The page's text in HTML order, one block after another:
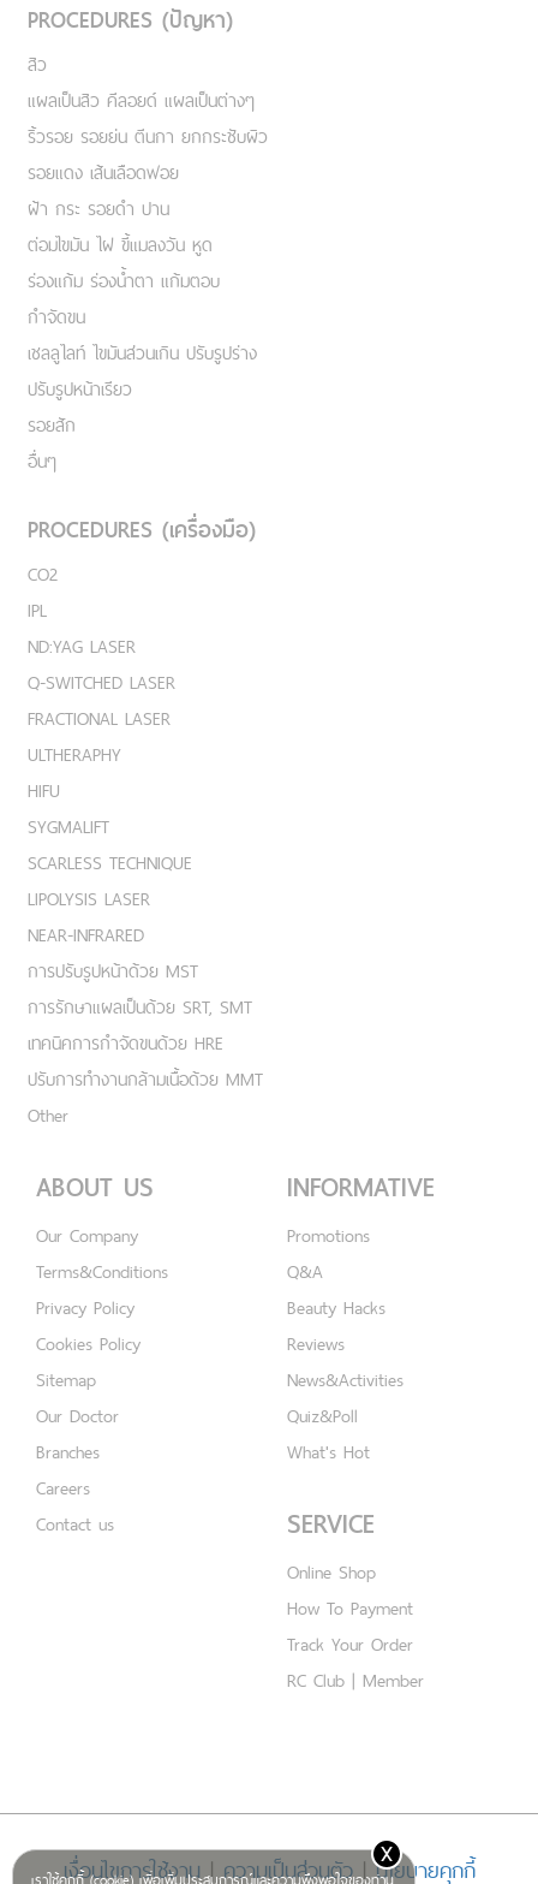
x
PROCEDURES (ปัญหา)
สิว
แผลเป็นสิว คีลอยด์ แผลเป็นต่างๆ
ริ้วรอย รอยย่น ตีนกา ยกกระชับผิว
รอยแดง เส้นเลือดฟอย
ฝ้า กระ รอยดำ ปาน
ต่อมไขมัน ไฝ ขี้แมลงวัน หูด
ร่องแก้ม ร่องน้ำตา แก้มตอบ
กำจัดขน
เชลลูไลท์ ไขมันส่วนเกิน ปรับรูปร่าง
ปรับรูปหน้าเรียว
รอยสัก
อื่นๆ
PROCEDURES (เครื่องมือ)
CO2
IPL
ND:YAG LASER
Q-SWITCHED LASER
FRACTIONAL LASER
ULTHERAPHY
HIFU
SYGMALIFT
SCARLESS TECHNIQUE
LIPOLYSIS LASER
NEAR-INFRARED
การปรับรูปหน้าด้วย MST
การรักษาแผลเป็นด้วย SRT, SMT
เทคนิคการกำจัดขนด้วย HRE
ปรับการทำงานกล้ามเนื้อด้วย MMT
Other
ABOUT US
Our Company
Terms&Conditions
Privacy Policy
Cookies Policy
Sitemap
Our Doctor
Branches
Careers
Contact us
INFORMATIVE
Promotions
Q&A
Beauty Hacks
Reviews
News&Activities
Quiz&Poll
What's Hot
SERVICE
Online Shop
How To Payment
Track Your Order
RC Club | Member
เงื่อนไขการใช้งาน|ความเป็นส่วนตัว|นโยบายคุกกี้